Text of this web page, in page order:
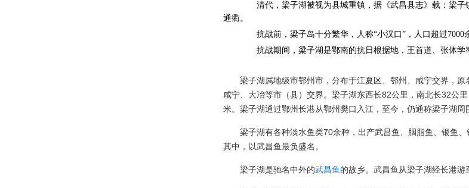
清代，梁子湖被视为县城重镇，据《武昌县志》载：梁子
通衢。
抗战前，梁子岛十分繁华，人称“小汉口”，人口超过7000
抗战期间，梁子湖是鄂南的抗日根据地，王首道、张体学
梁子湖属地级市鄂州市，分布于江夏区、鄂州、咸宁交界，
咸宁、大冶等市（县）交界。梁子湖东西长82公里，南北长32公
米。梁子湖通过鄂州长港从鄂州樊口入江，至今，仍通称梁子湖周
梁子湖有各种淡水鱼类70余种，出产武昌鱼、胭脂鱼、银鱼
其中，以武昌鱼最负盛名。
梁子湖是驰名中外的武昌鱼 的故乡。武昌鱼从梁子湖经长港游